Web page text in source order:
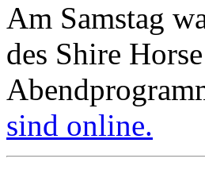
Am Samstag
des Shire
sind online.